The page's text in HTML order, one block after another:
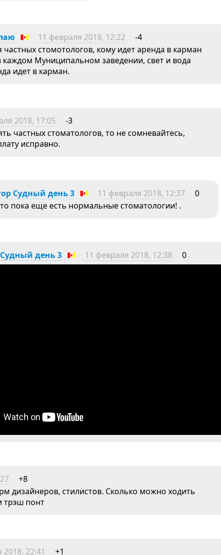
11 февраля 2018, 12:22
-4
стомотологов, кому идет аренда в карман
каждом Муниципальном заведении, свет и вода
идет в карман.
2018, 17:05
-3
частных стоматологов, то не сомневайтесь,
исправно.
Судный день 3 11 февраля 2018, 12:37
0
пока еще есть нормальные стоматологии! .
день 3 11 февраля 2018, 12:38 0
+8
дизайнеров, стилистов. Сколько можно ходить
трэш понт
22:41 +1